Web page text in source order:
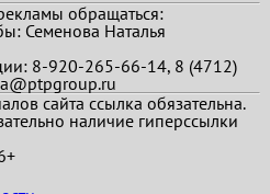
обращаться:
Семенова Наталья
8-920-265-66-14, 8 (4712)
сайта ссылка обязательна.
наличие гиперссылки